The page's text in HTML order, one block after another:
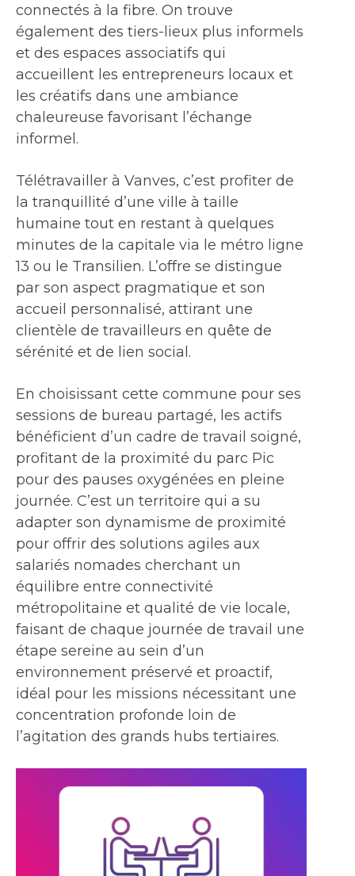
connectés à la fibre. On trouve
également des tiers-lieux plus informels
et des espaces associatifs qui
accueillent les entrepreneurs locaux et
les créatifs dans une ambiance
chaleureuse favorisant l’échange
informel.
Télétravailler à Vanves, c’est profiter de
la tranquillité d’une ville à taille
humaine tout en restant à quelques
minutes de la capitale via le métro ligne
13 ou le Transilien. L’offre se distingue
par son aspect pragmatique et son
accueil personnalisé, attirant une
clientèle de travailleurs en quête de
sérénité et de lien social.
En choisissant cette commune pour ses
sessions de bureau partagé, les actifs
bénéficient d’un cadre de travail soigné,
profitant de la proximité du parc Pic
pour des pauses oxygénées en pleine
journée. C’est un territoire qui a su
adapter son dynamisme de proximité
pour offrir des solutions agiles aux
salariés nomades cherchant un
équilibre entre connectivité
métropolitaine et qualité de vie locale,
faisant de chaque journée de travail une
étape sereine au sein d’un
environnement préservé et proactif,
idéal pour les missions nécessitant une
concentration profonde loin de
l’agitation des grands hubs tertiaires.